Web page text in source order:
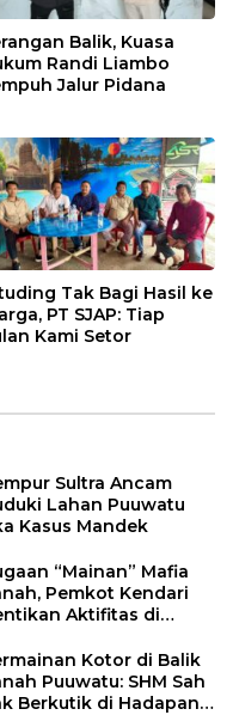
Balik, Kuasa
Randi Liambo
Jalur Pidana
Tak Bagi Hasil ke
PT SJAP: Tiap
Kami Setor
Sultra Ancam
Lahan Puuwatu
Kasus Mandek
“Mainan” Mafia
Pemkot Kendari
Aktifitas di
Kotor di Balik
Puuwatu: SHM Sah
Berkutik di Hadapan